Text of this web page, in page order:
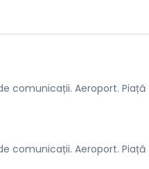
comunicații. Aeroport. Piață
comunicații. Aeroport. Piață